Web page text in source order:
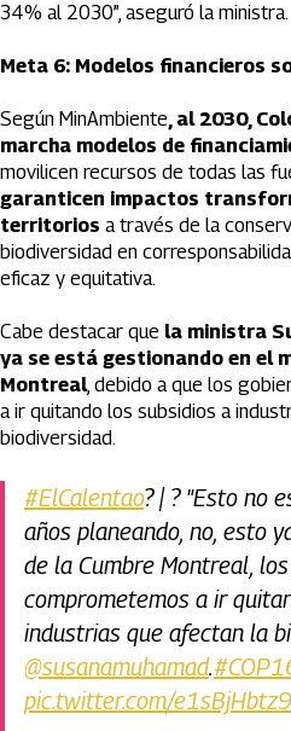
34% al 2030”, aseguró la ministra.
Meta 6: Modelos financieros
Según MinAmbiente, al 2030,
marcha modelos de
movilicen recursos de todas las
garanticen impactos
territorios a través de la
biodiversidad en
eficaz y equitativa.
Cabe destacar que la ministra
ya se está gestionando en el
Montreal, debido a que los
a ir quitando los subsidios a
biodiversidad.
#ElCalentao? | ?️ "Esto no
años planeando, no, esto
de la Cumbre Montreal,
comprometemos a ir
industrias que afectan la
@susanamuhamad.
pic.twitter.com/e1sBjHbtz9